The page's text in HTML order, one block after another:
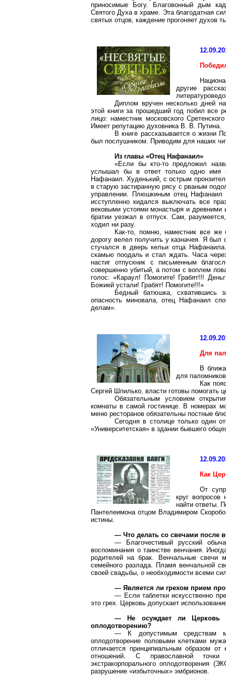
приносимые Богу. Благовонный дым
Святого Духа в храме. Эта благодатная
святых отцов, каждение прогоняет духов
другие
Диплом вручен несколько дней
этой книги за прошедший год побил
лицо: наместник московского
Имеет репутацию духовника В. В. Путина.
В книге рассказывается о жизни
был послушником. Приводим для наших
Из главы «Отец Нафанаил»
«Если бы кто-то предложил
услышал бы в ответ только одно
Нафанаил. Худенький, с острым
в старую застиранную рясу с рваным
управлении. Плюшкиным отец Нафанаил
исступленно кидался выключать все
вековыми устоями монастыря и древними
братии уезжал в отпуск. Сам,
ходил ни разу.
Как-то, помню, наместник все же
дорогу велел получить у казначея. Я
стучался в дверь кельи отца Нафанаила
скамью поодаль и стал ждать. Часа
настиг отпускник с письменным
совершенно убитый, а потом с воплем
голос: «Караул! Помогите! Грабят!!!
Божией устали! Грабят! Помогите!!!»
Бедный батюшка, схватившись
опасность миновала, отец Нафанаил
делам».
Для
В
для
Как
Сергей Шпилько, власти готовы помогать
Обязательным условием
комнаты в самой гостинице. В номерах
меню ресторанов обязательны постные
Сегодня в столице только один
«Университетская» в здании бывшего
Как
От
круг вопросов
найти ответы.
Пантелеимона отцом Владимиром
истины.
— Что делать со свечами после
— Благочестивый русский
воспоминания о таинстве венчания.
родителей на брак. Венчальные свечи
семейного разлада. Пламя венчальной
своей свадьбы, о необходимости всеми
— Является ли грехом прием
— Если таблетки искусственно
это грех. Церковь допускает
— Не осуждает ли Церковь
оплодотворению?
— К допустимым средствам
оплодотворение половыми клетками
отличается принципиальным образом от
отношений. С православной точки
экстракорпорального оплодотворения
разрушение «избыточных» эмбрионов.